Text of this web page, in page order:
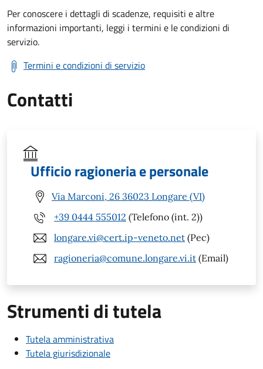
Per conoscere i dettagli di scadenze, requisiti e altre
informazioni importanti, leggi i termini e le condizioni di
servizio.
Termini e condizioni di servizio
Contatti
Ufficio ragioneria e personale
Via Marconi, 26 36023 Longare (VI)
+39 0444 555012 (Telefono (int. 2))
longare.vi@cert.ip-veneto.net (Pec)
ragioneria@comune.longare.vi.it (Email)
Strumenti di tutela
Tutela amministrativa
Tutela giurisdizionale